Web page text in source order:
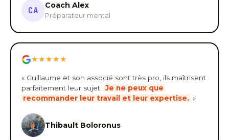
CA Coach Alex
Préparateur mental
★★★★★
« Guillaume et son associé sont très pro, ils maîtrisent
parfaitement leur sujet.
Je ne peux que
recommander leur travail et leur expertise. »
Thibault Boloronus